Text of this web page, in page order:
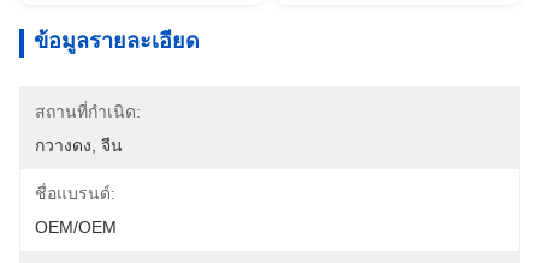
ข้อมูลรายละเอียด
สถานที่กำเนิด:
กวางดง, จีน
ชื่อแบรนด์:
OEM/OEM